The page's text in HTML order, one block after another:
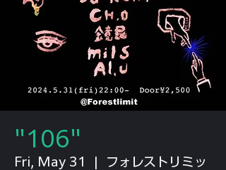
"106"
Fri, May 31
フォレストリミッ